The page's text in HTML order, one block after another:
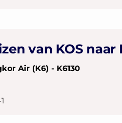
van KOS naar
Air (K6) - K6130